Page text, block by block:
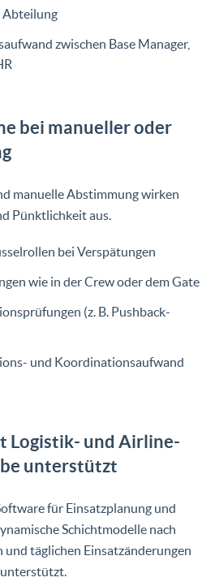
Abteilung
zwischen Base Manager,
bei manueller oder
manuelle Abstimmung wirken
Pünktlichkeit aus.
bei Verspätungen
wie in der Crew oder dem Gate
(z. B. Pushback-
und Koordinationsaufwand
Logistik- und Airline-
unterstützt
für Einsatzplanung und
Schichtmodelle nach
täglichen Einsatzänderungen
unterstützt.